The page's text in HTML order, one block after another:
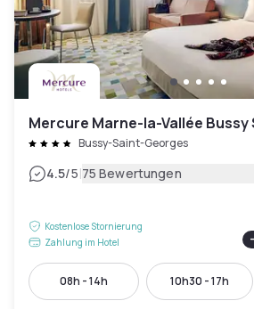
Mercure Marne-la-Vallée Bussy
Bussy-Saint-Georges
4.5/5|75 Bewertungen
Kostenlose Stornierung
Zahlung im Hotel
-
08h - 14h 10h30 - 17h